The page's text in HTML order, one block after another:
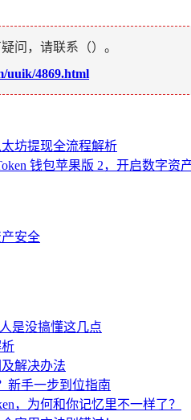
问，请联系（）。
uuik/4869.html
太坊提现全流程解析
钱包苹果版 2，开启数字资
安全
是没搞懂这几点
解决办法
新手一步到位指南
，为何和你记忆里不一样了？